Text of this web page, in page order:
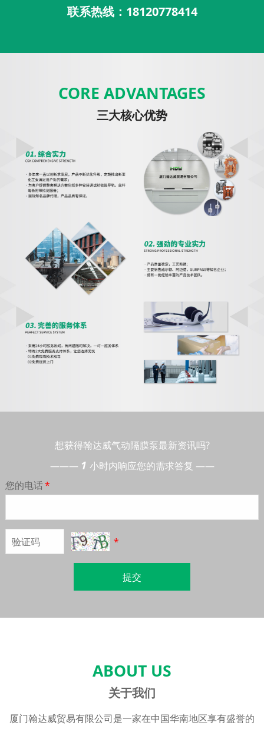
联系热线：18120778414
CORE ADVANTAGES
三大核心优势
想获得翰达威气动隔膜泵最新资讯吗?
——— 1 小时内响应您的需求答复 ——
您的电话*
*
提交
ABOUT US
关于我们
厦门翰达威贸易有限公司是一家在中国华南地区享有盛誉的